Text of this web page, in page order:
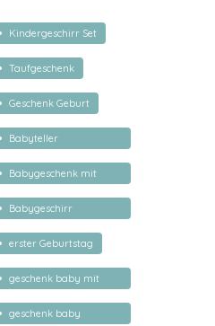
Kindergeschirr Set
Taufgeschenk
Geschenk Geburt
Babyteller
personalisiert
Babygeschenk mit
Name
Babygeschirr
personalisiert
erster Geburtstag
geschenk baby mit
namen
geschenk baby